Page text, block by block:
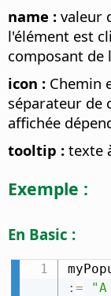
name : valeur
l'élément est
composant de
icon : Chemin
séparateur de
affichée
tooltip : texte
Exemple :
En Basic :
: =